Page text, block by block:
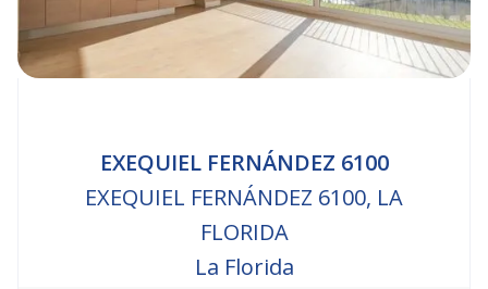
EXEQUIEL FERNÁNDEZ 6100
EXEQUIEL FERNÁNDEZ 6100, LA
FLORIDA
La Florida